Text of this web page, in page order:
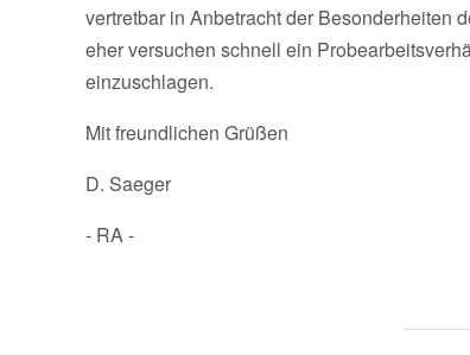
vertretbar in Anbetracht der Besonderheiten
eher versuchen schnell ein
einzuschlagen.
Mit freundlichen Grüßen
D. Saeger
- RA -